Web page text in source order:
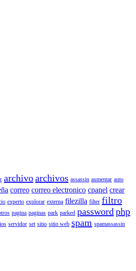
archivoarchivos assassin aumentar auto
correo correo electronico cpanel crear
experto explorar externa filezilla filter filtro
pagina paginas park parked password php
servidor set sitio sitio web spam spamassassin